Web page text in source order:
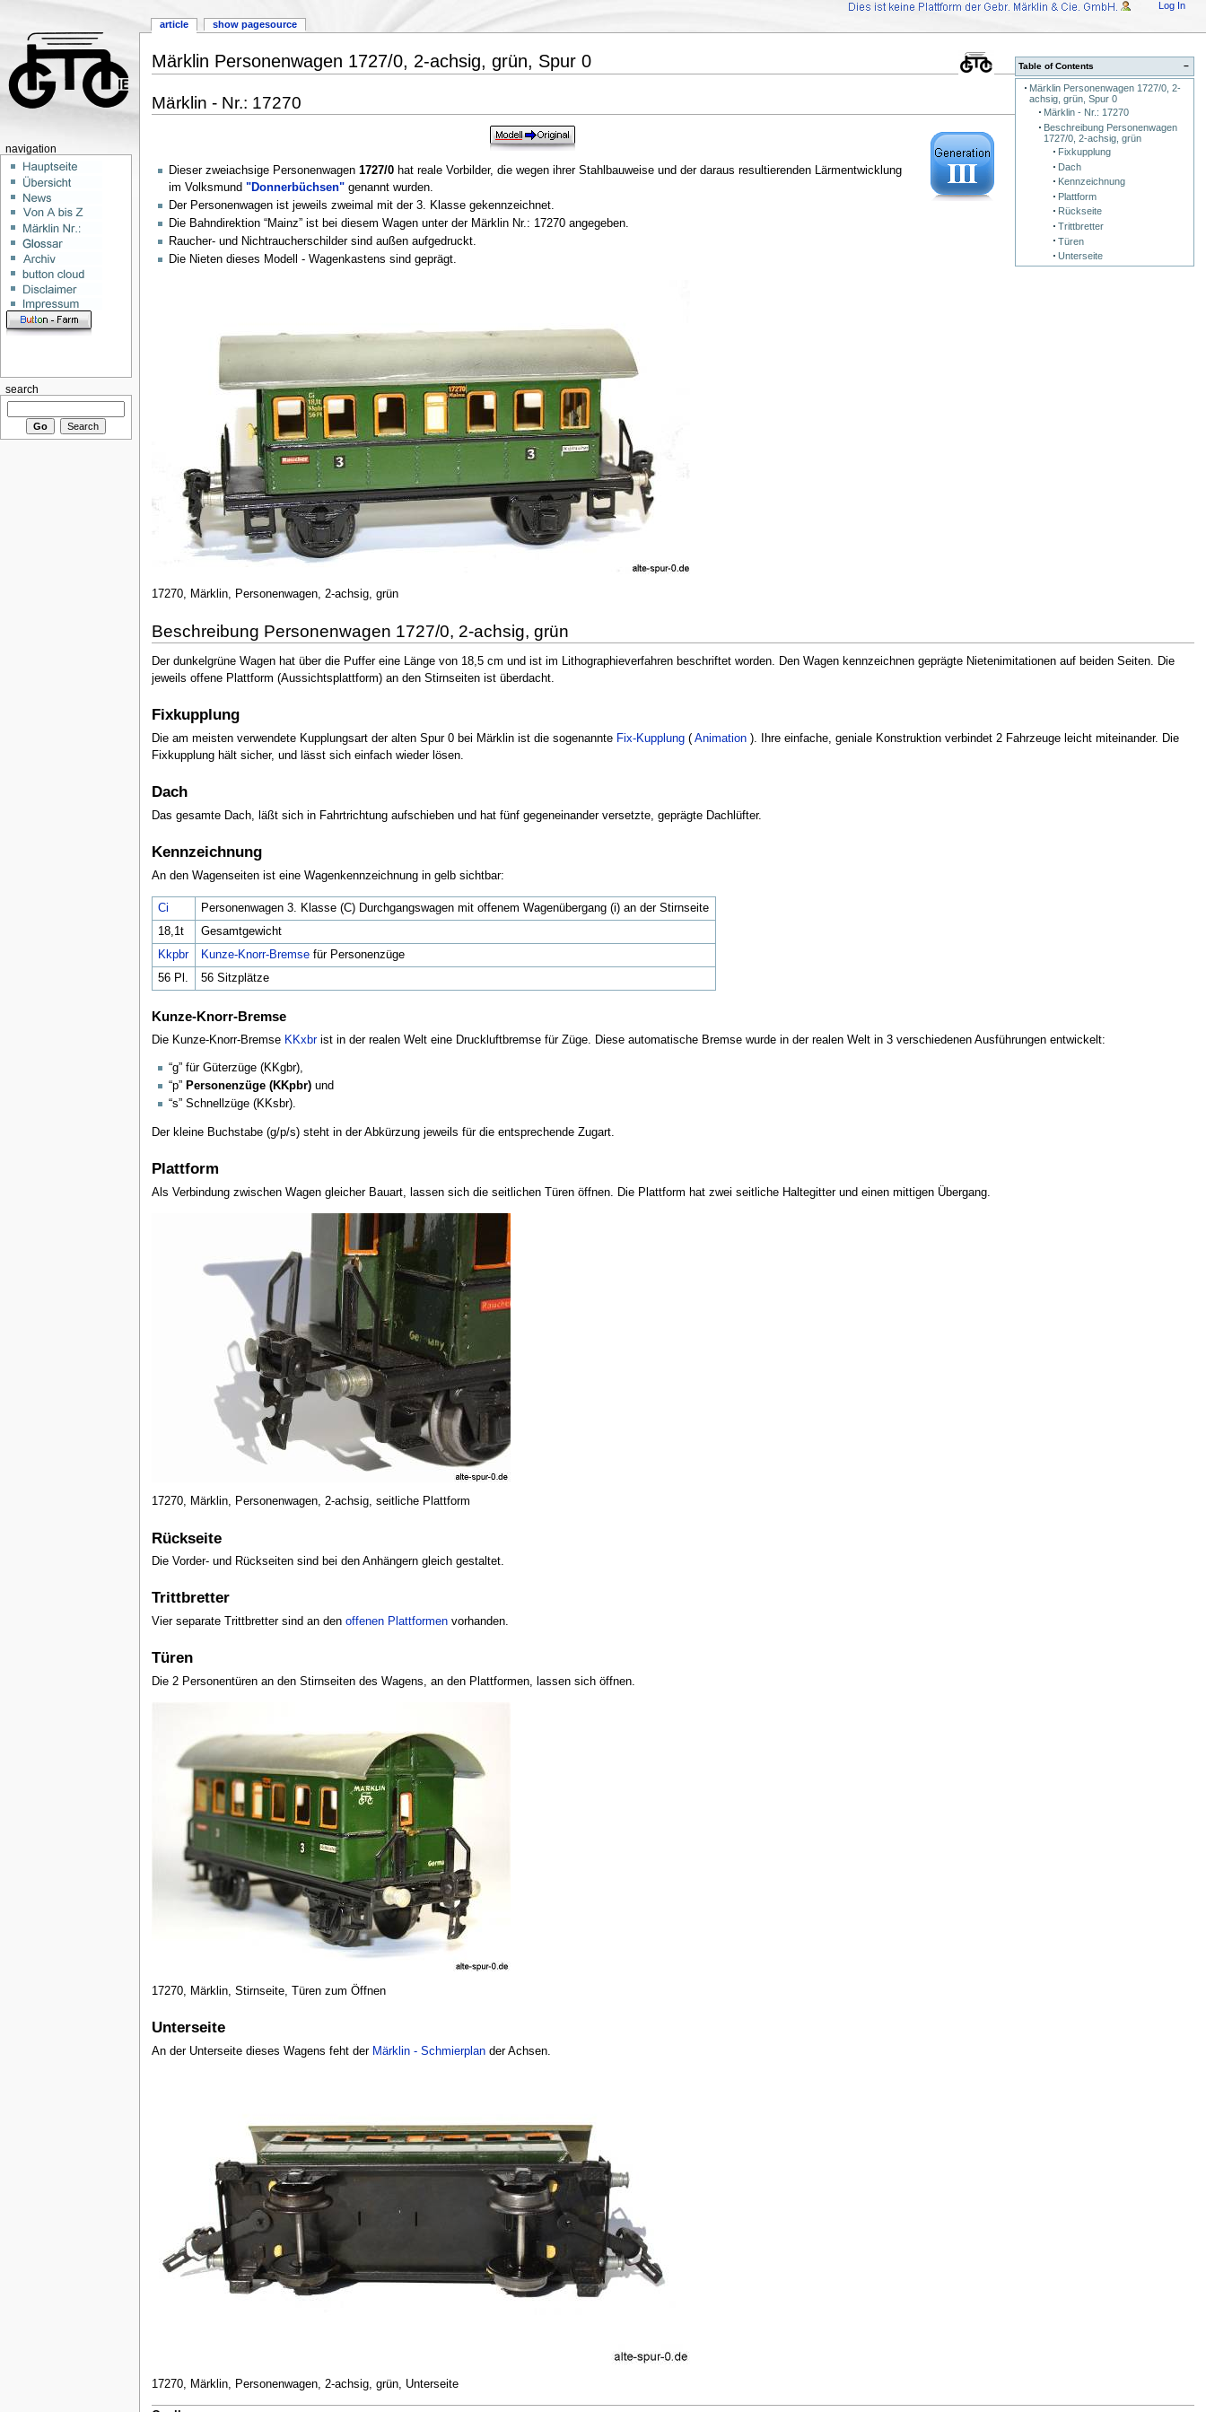
−
Table of Contents
Märklin Personenwagen 1727/0, 2-
achsig, grün, Spur 0
Märklin - Nr.: 17270
Beschreibung Personenwagen
1727/0, 2-achsig, grün
Fixkupplung
Dach
Kennzeichnung
Plattform
Rückseite
Trittbretter
Türen
Unterseite
Märklin Personenwagen 1727/0, 2-achsig, grün, Spur 0
Märklin - Nr.: 17270
Dieser zweiachsige Personenwagen 1727/0hat reale Vorbilder, die wegen ihrer Stahlbauweise und der daraus resultierenden Lärmentwicklung
im Volksmund "Donnerbüchsen"genannt wurden.
Der Personenwagen ist jeweils zweimal mit der 3. Klasse gekennzeichnet.
Die Bahndirektion “Mainz” ist bei diesem Wagen unter der Märklin Nr.: 17270 angegeben.
Raucher- und Nichtraucherschilder sind außen aufgedruckt.
Die Nieten dieses Modell - Wagenkastens sind geprägt.
17270, Märklin, Personenwagen, 2-achsig, grün
Beschreibung Personenwagen 1727/0, 2-achsig, grün
Der dunkelgrüne Wagen hat über die Puffer eine Länge von 18,5 cm und ist im Lithographieverfahren beschriftet worden. Den Wagen kennzeichnen geprägte Nietenimitationen auf beiden Seiten. Die
jeweils offene Plattform (Aussichtsplattform) an den Stirnseiten ist überdacht.
Fixkupplung
Die am meisten verwendete Kupplungsart der alten Spur 0 bei Märklin ist die sogenannte Fix-Kupplung( Animation). Ihre einfache, geniale Konstruktion verbindet 2 Fahrzeuge leicht miteinander. Die
Fixkupplung hält sicher, und lässt sich einfach wieder lösen.
Dach
Das gesamte Dach, läßt sich in Fahrtrichtung aufschieben und hat fünf gegeneinander versetzte, geprägte Dachlüfter.
Kennzeichnung
An den Wagenseiten ist eine Wagenkennzeichnung in gelb sichtbar:
Ci
Personenwagen 3. Klasse (C) Durchgangswagen mit offenem Wagenübergang (i) an der Stirnseite
18,1t
Gesamtgewicht
Kkpbr
Kunze-Knorr-Bremsefür Personenzüge
56 Pl.
56 Sitzplätze
Kunze-Knorr-Bremse
Die Kunze-Knorr-Bremse KKxbrist in der realen Welt eine Druckluftbremse für Züge. Diese automatische Bremse wurde in der realen Welt in 3 verschiedenen Ausführungen entwickelt:
“g” für Güterzüge (KKgbr),
“p” Personenzüge (KKpbr)und
“s” Schnellzüge (KKsbr).
Der kleine Buchstabe (g/p/s) steht in der Abkürzung jeweils für die entsprechende Zugart.
Plattform
Als Verbindung zwischen Wagen gleicher Bauart, lassen sich die seitlichen Türen öffnen. Die Plattform hat zwei seitliche Haltegitter und einen mittigen Übergang.
17270, Märklin, Personenwagen, 2-achsig, seitliche Plattform
Rückseite
Die Vorder- und Rückseiten sind bei den Anhängern gleich gestaltet.
Trittbretter
Vier separate Trittbretter sind an den offenen Plattformenvorhanden.
Türen
Die 2 Personentüren an den Stirnseiten des Wagens, an den Plattformen, lassen sich öffnen.
17270, Märklin, Stirnseite, Türen zum Öffnen
Unterseite
An der Unterseite dieses Wagens feht der Märklin - Schmierplander Achsen.
17270, Märklin, Personenwagen, 2-achsig, grün, Unterseite
article show pagesource
Log In
navigation
search